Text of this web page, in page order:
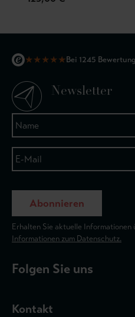
★★★★★Bei 1245
Newsletter
Abonnieren
Erhalten Sie aktuelle
Informationen zum Datenschutz.
Folgen Sie uns
Kontakt